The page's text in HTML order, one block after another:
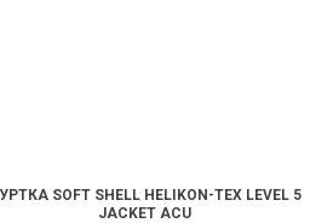
SOFT SHELL HELIKON-TEX LEVEL 5
JACKET ACU